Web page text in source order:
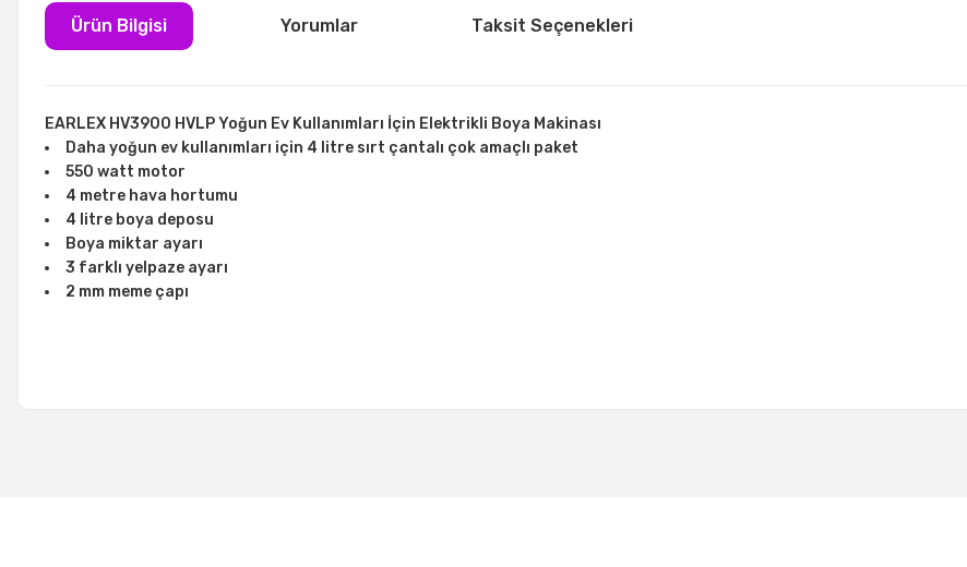
Ürün Bilgisi Yorumlar Taksit Seçenekleri
EARLEX HV3900 HVLP Yoğun Ev Kullanımları İçin Elektrikli Boya Makinası
Daha yoğun ev kullanımları için 4 litre sırt çantalı çok amaçlı paket
550 watt motor
4 metre hava hortumu
4 litre boya deposu
Boya miktar ayarı
3 farklı yelpaze ayarı
2 mm meme çapı